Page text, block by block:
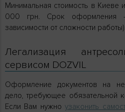
Минимальная стоимость в Киеве
000 грн. Срок оформления
зависимости от сложности работы).
Легализация
сервисом DOZVIL
Оформление документов на
дело, требующее обязательной
Если Вам нужноузаконить